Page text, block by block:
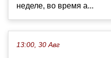
неделе, во время а...
13:00, 30 Авг